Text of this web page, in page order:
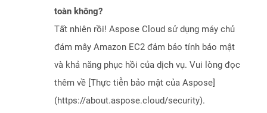
toàn không?
Tất nhiên rồi! Aspose Cloud sử dụng máy chủ
đám mây Amazon EC2 đảm bảo tính bảo mật
và khả năng phục hồi của dịch vụ. Vui lòng đọc
thêm về [Thực tiễn bảo mật của Aspose]
(https://about.aspose.cloud/security).